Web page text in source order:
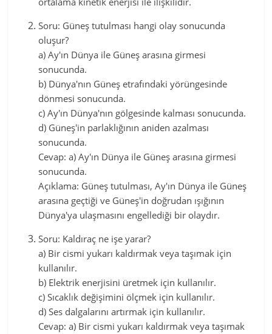
Soru: Güneş tutulması hangi olay sonucunda
oluşur?
a) Ay'ın Dünya ile Güneş arasına girmesi
sonucunda.
b) Dünya'nın Güneş etrafındaki yörüngesinde
dönmesi sonucunda.
c) Ay'ın Dünya'nın gölgesinde kalması sonucunda.
d) Güneş'in parlaklığının aniden azalması
sonucunda.
Cevap: a) Ay'ın Dünya ile Güneş arasına girmesi
sonucunda.
Açıklama: Güneş tutulması, Ay'ın Dünya ile Güneş
arasına geçtiği ve Güneş'in doğrudan ışığının
Dünya'ya ulaşmasını engellediği bir olaydır.
Soru: Kaldıraç ne işe yarar?
a) Bir cismi yukarı kaldırmak veya taşımak için
kullanılır.
b) Elektrik enerjisini üretmek için kullanılır.
c) Sıcaklık değişimini ölçmek için kullanılır.
d) Ses dalgalarını artırmak için kullanılır.
Cevap: a) Bir cismi yukarı kaldırmak veya taşımak